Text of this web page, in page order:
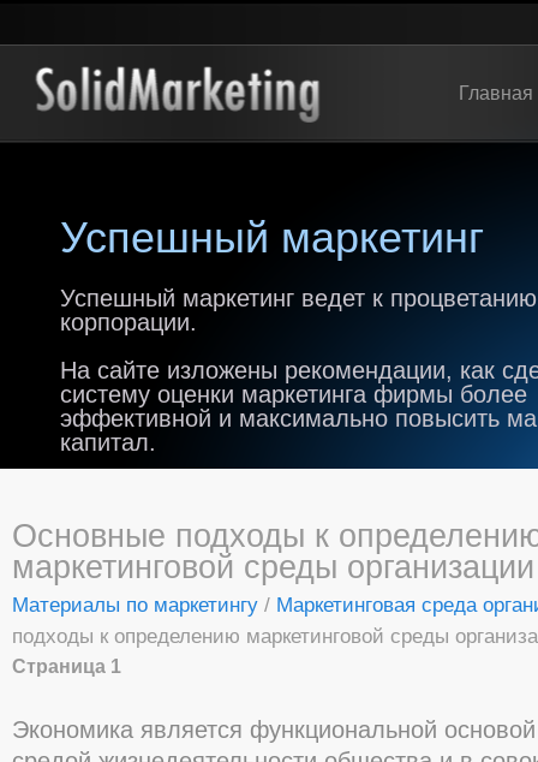
Главная
Успешный маркетинг
Успешный маркетинг ведет к процветанию
корпорации.
На сайте изложены рекомендации, как
систему оценки маркетинга фирмы более
эффективной и максимально повысить
капитал.
Основные подходы к
маркетинговой среды организации
Материалы по маркетингу / Маркетинговая среда
подходы к определению маркетинговой среды
Страница 1
Экономика является функциональной